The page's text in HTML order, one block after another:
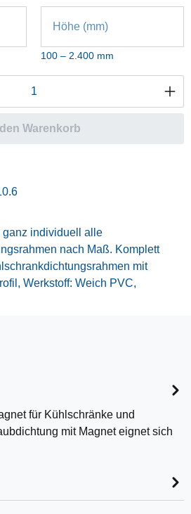
Höhe (mm)
100 – 2.400 mm
den gewünschten
den Warenkorb
ganz individuell alle
nach Maß. Komplett
mit
Werkstoff: Weich PVC,
für Kühlschränke und
mit Magnet eignet sich